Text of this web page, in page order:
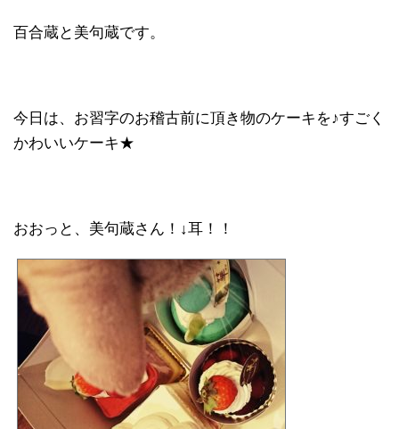
百合蔵と美句蔵です。
今日は、お習字のお稽古前に頂き物のケーキを♪すごく
かわいいケーキ★
おおっと、美句蔵さん！↓耳！！